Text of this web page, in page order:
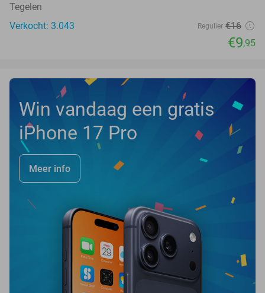
Tegelen
Verkocht: 3.043
Regulier €16
€9,95
Win vandaag een gratis
iPhone 17 Pro
Meer info